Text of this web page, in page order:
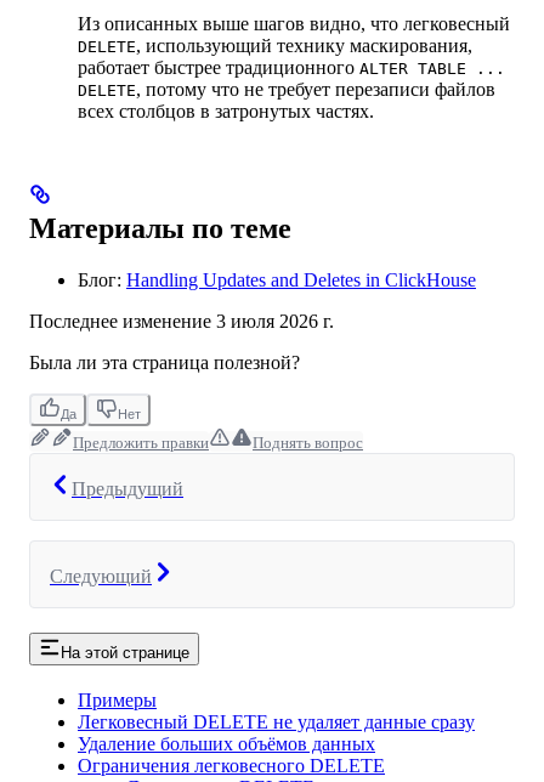
Из описанных выше шагов видно, что легковесный
DELETE, использующий технику маскирования,
работает быстрее традиционного ALTER TABLE ...
DELETE, потому что не требует перезаписи файлов
всех столбцов в затронутых частях.
Материалы по теме
Блог: Handling Updates and Deletes in ClickHouse
Последнее изменение 3 июля 2026 г.
Была ли эта страница полезной?
Да Нет
Предложить правки Поднять вопрос
Предыдущий
Следующий
На этой странице
Примеры
Легковесный DELETE не удаляет данные сразу
Удаление больших объёмов данных
Ограничения легковесного DELETE